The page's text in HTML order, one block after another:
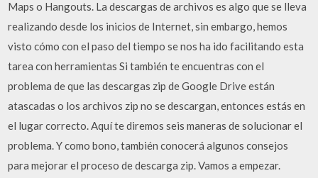
Maps o Hangouts. La descargas de archivos es algo que se lleva
realizando desde los inicios de Internet, sin embargo, hemos
visto cómo con el paso del tiempo se nos ha ido facilitando esta
tarea con herramientas Si también te encuentras con el
problema de que las descargas zip de Google Drive están
atascadas o los archivos zip no se descargan, entonces estás en
el lugar correcto. Aquí te diremos seis maneras de solucionar el
problema. Y como bono, también conocerá algunos consejos
para mejorar el proceso de descarga zip. Vamos a empezar.